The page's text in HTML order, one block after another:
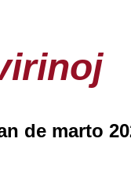
de marto